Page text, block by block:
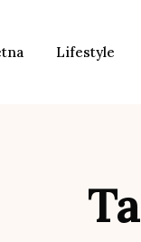
Lifestyle